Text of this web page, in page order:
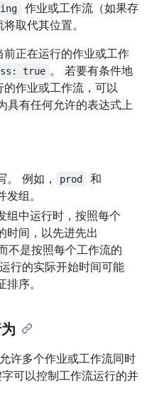
作业或工作流（如果存
取代其位置。
正在运行的作业或工作
true 。 若要有条件地
作业或工作流，可以
具有任何允许的表达式上
。 例如，
prod 和
组。
组中运行时，按照每个
时间，以先进先出
不是按照每个工作流的
行的实际开始时间可能
序。
许多个作业或工作流同时
字可以控制工作流运行的并